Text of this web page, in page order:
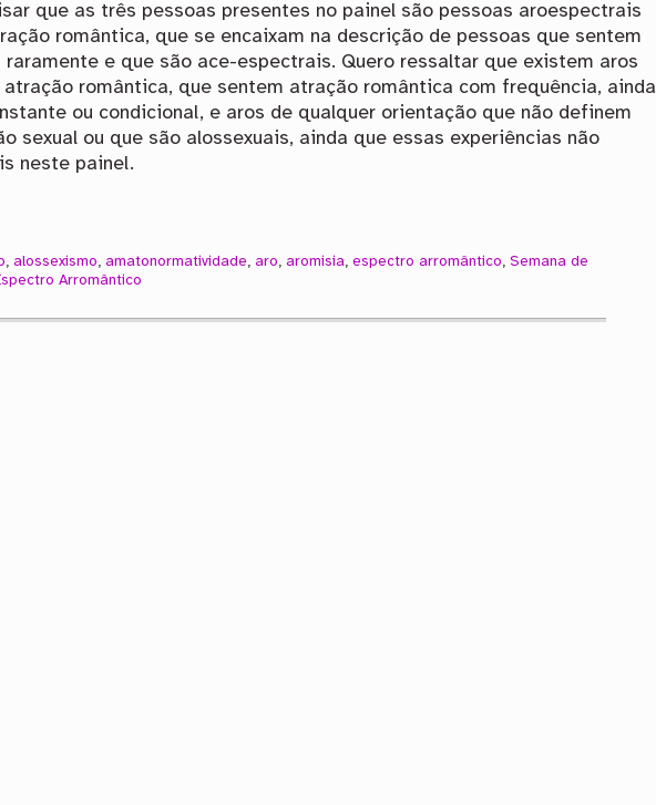
que as três pessoas presentes no painel são pessoas aroespectrais
romântica, que se encaixam na descrição de pessoas que sentem
e que são ace-espectrais. Quero ressaltar que existem aros
atração romântica, que sentem atração romântica com frequência, ainda
ou condicional, e aros de qualquer orientação que não definem
sexual ou que são alossexuais, ainda que essas experiências não
neste painel.
alossexismo amatonormatividade aro aromisia ,espectro arromântico ,Semana de
Arromântico